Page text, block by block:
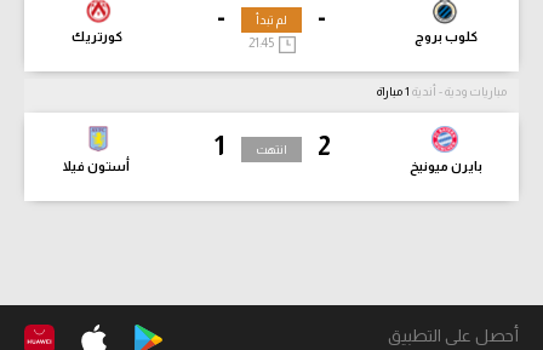
-
كلوب بروج
-
كورتريك
لم تبدأ
21:45
مباريات ودية - أندية
2
بايرن ميونيخ
1
أستون فيلا
انتهت
أحصل على التطبيق